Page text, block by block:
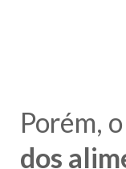
Porém,
dos